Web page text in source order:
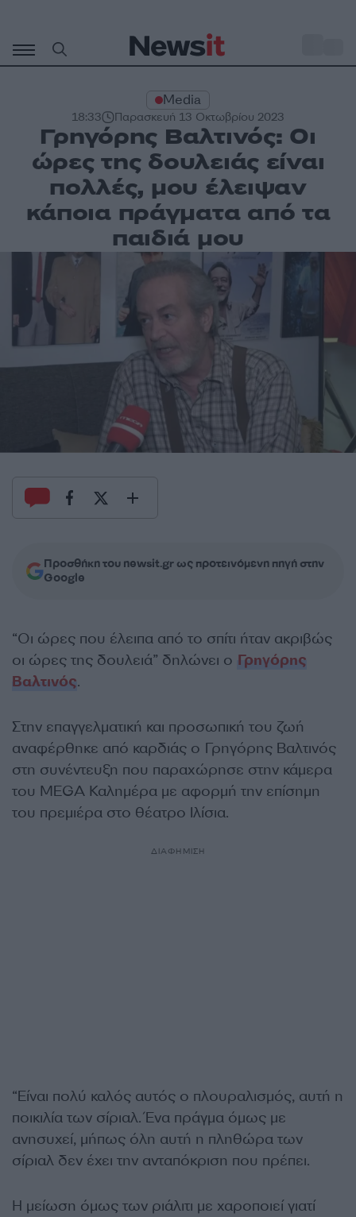
περιεχόμενο
Media
18:33 Παρασκευή 13 Οκτωβρίου 2023
Γρηγόρης Βαλτινός: Οι
ώρες της δουλειάς είναι
πολλές, μου έλειψαν
κάποια πράγματα από τα
παιδιά μου
Προσθήκη του newsit.gr ως προτεινόμενη πηγή στην
Google
“Οι ώρες που έλειπα από το σπίτι ήταν ακριβώς
οι ώρες της δουλειά” δηλώνει ο Γρηγόρης
Βαλτινός.
Στην επαγγελματική και προσωπική του ζωή
αναφέρθηκε από καρδιάς ο Γρηγόρης Βαλτινός
στη συνέντευξη που παραχώρησε στην κάμερα
του MEGA Καλημέρα με αφορμή την επίσημη
του πρεμιέρα στο θέατρο Ιλίσια.
ΔΙΑΦΗΜΙΣΗ
“Είναι πολύ καλός αυτός ο πλουραλισμός, αυτή η
ποικιλία των σίριαλ. Ένα πράγμα όμως με
ανησυχεί, μήπως όλη αυτή η πληθώρα των
σίριαλ δεν έχει την ανταπόκριση που πρέπει.
Η μείωση όμως των ριάλιτι με χαροποιεί γιατί